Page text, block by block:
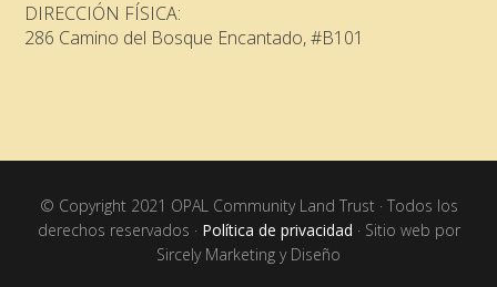
DIRECCIÓN FÍSICA:
286 Camino del Bosque Encantado, #B101
© Copyright 2021 OPAL Community Land Trust · Todos los
derechos reservados · Política de privacidad · Sitio web por
Sircely Marketing y Diseño